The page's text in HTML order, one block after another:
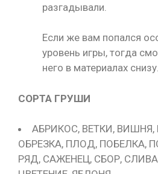
разгадывали.
Если же вам попался
уровень игры, тогда
него в материалах снизу.
СОРТА ГРУШИ
АБРИКОС, ВЕТКИ, ВИШНЯ,
ОБРЕЗКА, ПЛОД, ПОБЕЛКА,
РЯД, САЖЕНЕЦ, СБОР,